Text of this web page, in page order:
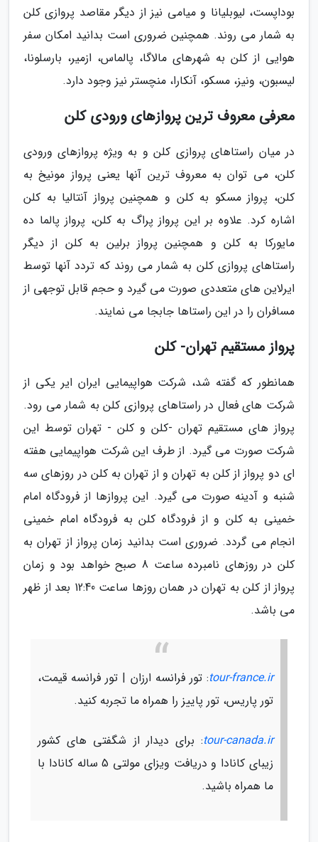
بوداپست، لیوبلیانا و میامی نیز از دیگر مقاصد پروازی کلن
به شمار می روند. همچنین ضروری است بدانید امکان سفر
هوایی از کلن به شهرهای مالاگا، پالماس، ازمیر، بارسلونا،
لیسبون، ونیز، مسکو، آنکارا، منچستر نیز وجود دارد.
معرفی معروف ترین پروازهای ورودی کلن
در میان راستاهای پروازی کلن و به ویژه پروازهای ورودی
کلن، می توان به معروف ترین آنها یعنی پرواز مونیخ به
کلن، پرواز مسکو به کلن و همچنین پرواز آنتالیا به کلن
اشاره کرد. علاوه بر این پرواز پراگ به کلن، پرواز پالما ده
مایورکا به کلن و همچنین پرواز برلین به کلن از دیگر
راستاهای پروازی کلن به شمار می روند که تردد آنها توسط
ایرلاین های متعددی صورت می گیرد و حجم قابل توجهی از
مسافران را در این راستاها جابجا می نمایند.
پرواز مستقیم تهران- کلن
همانطور که گفته شد، شرکت هواپیمایی ایران ایر یکی از
شرکت های فعال در راستاهای پروازی کلن به شمار می رود.
پرواز های مستقیم تهران -کلن و کلن - تهران توسط این
شرکت صورت می گیرد. از طرف این شرکت هواپیمایی هفته
ای دو پرواز از کلن به تهران و از تهران به کلن در روزهای سه
شنبه و آدینه صورت می گیرد. این پروازها از فرودگاه امام
خمینی به کلن و از فرودگاه کلن به فرودگاه امام خمینی
انجام می گردد. ضروری است بدانید زمان پرواز از تهران به
کلن در روزهای نامبرده ساعت 8 صبح خواهد بود و زمان
پرواز از کلن به تهران در همان روزها ساعت 12:40 بعد از ظهر
می باشد.
tour-france.ir: تور فرانسه ارزان | تور فرانسه قیمت،
تور پاریس، تور پاییز را همراه ما تجربه کنید.
tour-canada.ir: برای دیدار از شگفتی های کشور
زیبای کانادا و دریافت ویزای مولتی 5 ساله کانادا با
ما همراه باشید.